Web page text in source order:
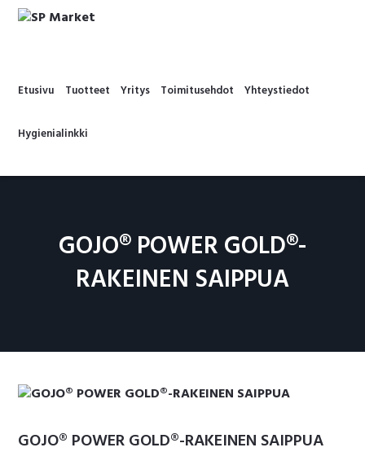
Hyppää
Hyppää
Hyppää
Hyppää
Etusivu Tuotteet Yritys Toimitusehdot Yhteystiedot
Hygienialinkki
GOJO® POWER GOLD®-
RAKEINEN SAIPPUA
GOJO® POWER GOLD®-RAKEINEN SAIPPUA